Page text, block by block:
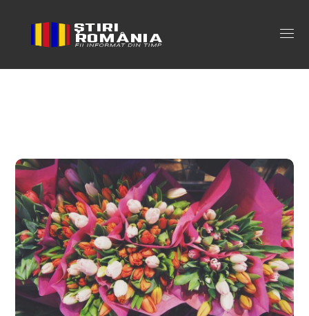
ce flori se ofera de 1 martie Tag